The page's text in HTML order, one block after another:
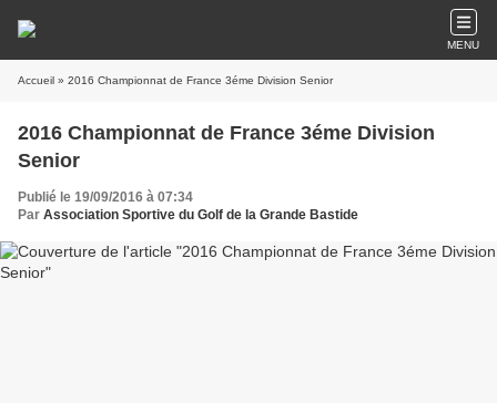
MENU
Accueil » 2016 Championnat de France 3éme Division Senior
2016 Championnat de France 3éme Division
Senior
Publié le 19/09/2016 à 07:34
Par Association Sportive du Golf de la Grande Bastide